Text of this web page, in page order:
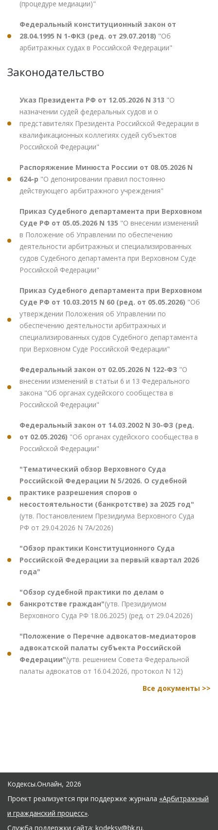
(процедуре медиации)"
Федеральный конституционный закон от
28.04.1995 N 1-ФКЗ (ред. от 29.07.2018) "Об
арбитражных судах в Российской Федерации"
Законодательство
Указ Президента РФ от 12.05.2026 N 313 "О
назначении судей федеральных судов и о
представителях Президента Российской Федерации в
квалификационных коллегиях судей субъектов
Российской Федерации"
Распоряжение Минюста России от 08.05.2026 N
624-р "О депонировании правил постоянно
действующего арбитражного учреждения"
Приказ Судебного департамента при Верховном
Суде РФ от 05.05.2026 N 135 "О внесении изменений
в Положение об Управлении по обеспечению
деятельности арбитражных и специализированных
судов Судебного департамента при Верховном Суде
Российской Федерации"
Приказ Судебного департамента при Верховном
Суде РФ от 10.03.2015 N 60 (ред. от 05.05.2026) "Об
утверждении Положения об Управлении по
обеспечению деятельности арбитражных и
специализированных судов Судебного департамента
при Верховном Суде Российской Федерации"
Федеральный закон от 02.05.2026 N 122-ФЗ "О
внесении изменений в статьи 6 и 13 Федерального
закона "Об органах судейского сообщества в
Российской Федерации"
Федеральный закон от 14.03.2002 N 30-ФЗ (ред.
от 02.05.2026) "Об органах судейского сообщества в
Российской Федерации"
"Тематический обзор Верховного Суда
Российской Федерации N 5/2026. О судебной
практике разрешения споров о
несостоятельности (банкротстве) за 2025 год"
(утв. Постановлением Президиума Верховного Суда
РФ от 29.04.2026 N 7А/2026)
"Обзор практики Конституционного Суда
Российской Федерации за первый квартал 2026
года"
"Обзор судебной практики по делам о
банкротстве граждан"(утв. Президиумом
Верховного Суда РФ 18.06.2025) (ред. от 29.04.2026)
"Положение о Перечне адвокатов-медиаторов
адвокатской палаты субъекта Российской
Федерации"(утв. решением Совета Федеральной
палаты адвокатов от 16.04.2026, протокол N 12)
Все документы >>
Кодексы.Онлайн, 2026
Проект реализуется при поддержке журнала «Арбитражный
и гражданский процесс».
Служба поддержки сайта: kodeksy@bk.ru.